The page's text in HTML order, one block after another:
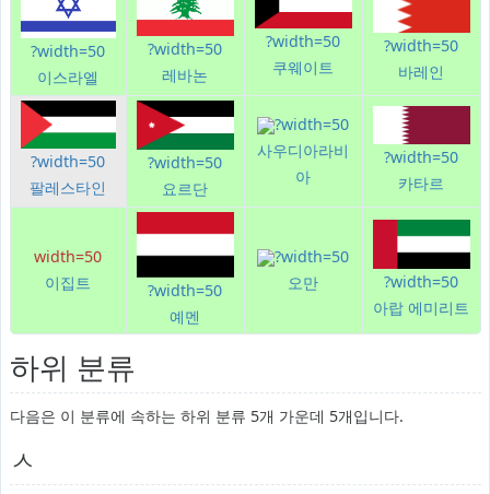
?width=50
이스라엘
?width=50
레바논
?width=50
쿠웨이트
?width=50
바레인
?width=50
팔레스타인
?width=50
요르단
?width=50
사우디아라비
아
?width=50
카타르
width=50
이집트
?width=50
예멘
?width=50
오만
?width=50
아랍 에미리트
하위 분류
다음은 이 분류에 속하는 하위 분류 5개 가운데 5개입니다.
ㅅ